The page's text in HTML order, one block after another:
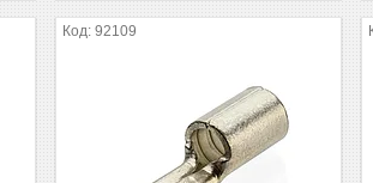
92109